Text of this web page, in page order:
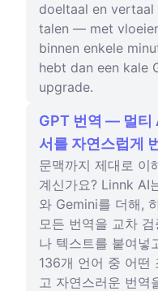
doeltaal en vertaal
talen — met
binnen enkele
hebt dan een kale
upgrade.
GPT 번역 — 멀티
서를 자연스럽게
문맥까지 제대로 이
계신가요? Linnk AI
와 Gemini를 더해,
모든 번역을 교차
나 텍스트를 붙여넣
136개 언어 중 어떤
고 자연스러운 번역